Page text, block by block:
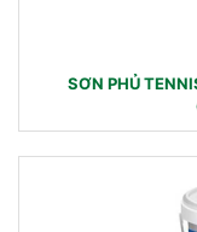
SƠN PHỦ